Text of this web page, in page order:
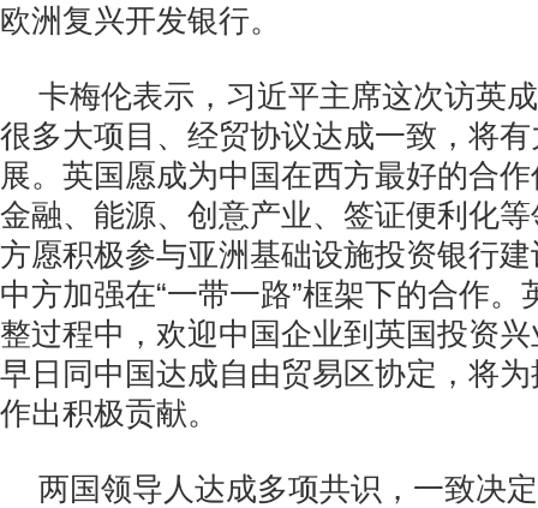
欧洲复兴开发银行。
卡梅伦表示，习近平主席这次访英
很多大项目、经贸协议达成一致，将
展。英国愿成为中国在西方最好的合
金融、能源、创意产业、签证便利化
方愿积极参与亚洲基础设施投资银行
中方加强在“一带一路”框架下的合作。
整过程中，欢迎中国企业到英国投资
早日同中国达成自由贸易区协定，将
作出积极贡献。
两国领导人达成多项共识，一致决